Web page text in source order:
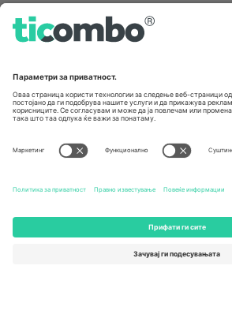
Germany
Unter den Linden 24, 10117
United States
Newark, Delaware 19713, United
Regus Sofia City West, bul
Totleben 53-55, 1606 Sofia,
UAE
Building
United